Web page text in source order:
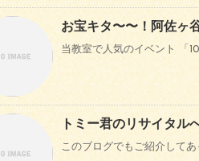
お宝キタ〜〜！阿佐ヶ
当教室で人気のイベント 「
トミー君のリサイタル
このブログでもご紹介して